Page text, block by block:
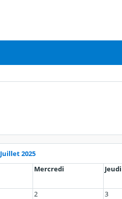
Juillet 2025
Mercredi Jeudi
2 3